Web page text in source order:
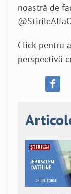
noastră de
Click pentru
perspectivă